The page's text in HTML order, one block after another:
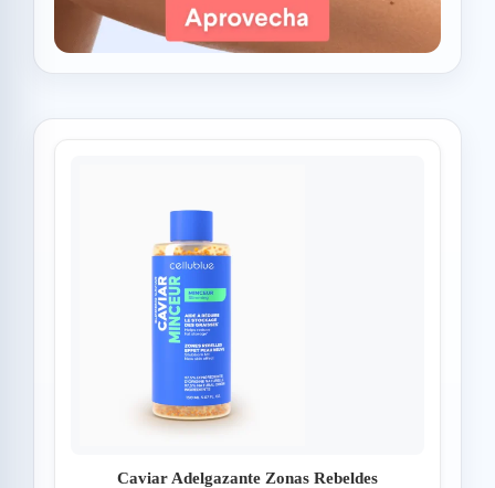
Caviar Adelgazante Zonas Rebeldes